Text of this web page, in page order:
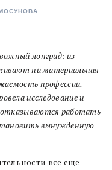
лонгрид: из
ни материальная
профессии.
исследование и
отказываются работать
вынужденную
все еще